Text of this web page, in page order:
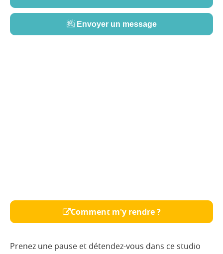
Envoyer un message
Comment m'y rendre ?
Prenez une pause et détendez-vous dans ce studio